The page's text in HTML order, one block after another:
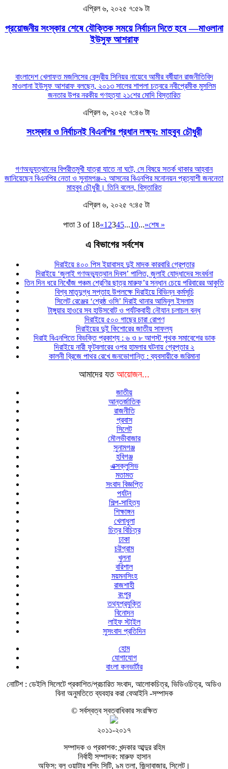
এপ্রিল ৬, ২০২৫ ৭:৫৯ টা
প্রয়োজনীয় সংস্কার শেষে যৌক্তিক সময়ে নির্বাচন দিতে হবে —মাওলানা
ইউসুফ আশরাফ
বাংলাদেশ খেলাফত মজলিসের কেন্দ্রীয় সিনিয়র নায়েবে আমীর বর্ষীয়ান রাজনীতিবিদ
মাওলানা ইউসুফ আশরাফ বলছেন, ২০১৩ সালের শাপলা চত্বরে নবীপ্রেমীক মুসলিম
জনতার উপর নরকীয় গণহত্যা ২১শের মোদি বিস্তারিত
এপ্রিল ৬, ২০২৫ ৭:৪৬ টা
সংস্কার ও নির্বাচনই বিএনপির প্রধান লক্ষ্য: মাহবুব চৌধুরী
গণঅভ্যুত্থানের বিপরীতমুখী যাত্রা যাতে না ঘটে, সে বিষয়ে সতর্ক থাকার আহ্বান
জানিয়েছেন বিএনপির নেতা ও সুনামগঞ্জ-২ আসনের বিএনপির মনোনয়ন প্রত্যাশী জননেতা
মাহবুব চৌধুরী। তিনি বলেন, বিস্তারিত
এপ্রিল ৬, ২০২৫ ৭:৪৫ টা
পাতা 3 of 18«1 2345...10...»শেষ »
এ বিভাগের সর্বশেষ
দিরাইয়ে ৪০০ পিস ইয়াবাসহ দুই মাদক কারবারি গ্রেপ্তার
দিরাইয়ে ‘জুলাই গণঅভ্যুত্থান দিবস’ পালিত, জুলাই যোদ্ধাদের সংবর্ধনা
তিন দিন ধরে নিখোঁজ পঞ্চম শ্রেণির ছাত্র মারুফ’র সন্ধান চেয়ে পরিবারের আকুতি
বিশ্ব মাতৃদুগ্ধ সপ্তাহ উপলক্ষে দিরাইয়ে বিভিন্ন কর্মসূচি
সিলেট রেঞ্জের ‘শ্রেষ্ঠ ওসি’ দিরাই থানার আমিনুল ইসলাম
টাঙ্গুয়ার হাওরে সব হাউসবোট ও পর্যটকবাহী নৌযান চলাচল বন্ধ
দিরাইয়ে ৫০০ গাছের চারা রোপণ
দিরাইয়ের দুই কিশোরের জাতীয় সাফল্য
দিরাই বিএনপিতে বিভক্তি প্রকাশ্য : ৬ ও ৮ আগস্ট পৃথক সমাবেশের ডাক
দিরাইয়ে নারী ফুটবলারের ওপর হামলার ঘটনায় গ্রেপ্তার ২
কালনী ব্রিজে পাথর রেখে জনভোগান্তি : ব্যবসায়ীকে জরিমানা
আমাদের যত আয়োজন...
জাতীয়
আন্তর্জাতিক
রাজনীতি
প্রবাস
সিলেট
মৌলভীবাজার
সুনামগঞ্জ
হবিগঞ্জ
এক্সক্লুসিভ
মতামত
সংবাদ বিজ্ঞপ্তি
পর্যটন
শিল্প-সাহিত্য
শিক্ষাঙ্গন
খেলাধুলা
চিত্র বিচিত্র
ঢাকা
চট্টগ্রাম
খুলনা
বরিশাল
ময়মনসিংহ
রাজশাহী
রংপুর
তথ্যপ্রযুক্তি
বিনোদন
লাইফ স্টাইল
সুসংবাদ প্রতিদিন
হোম
যোগাযোগ
বাংলা কনভার্টার
নোটিশ : ডেইলি সিলেটে প্রকাশিত/প্রচারিত সংবাদ, আলোকচিত্র, ভিডিওচিত্র, অডিও
বিনা অনুমতিতে ব্যবহার করা বেআইনি -সম্পাদক
© সর্বস্বত্ব স্বত্বাধিকার সংরক্ষিত
২০১১-২০১৭
সম্পাদক ও প্রকাশক: খন্দকার আব্দুর রহিম
নির্বাহী সম্পাদক: মারুফ হাসান
অফিস: ব্লু ওয়াটার শপিং সিটি, ৯ম তলা, জিন্দাবাজার, সিলেট।